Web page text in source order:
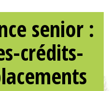
senior :
crédits-